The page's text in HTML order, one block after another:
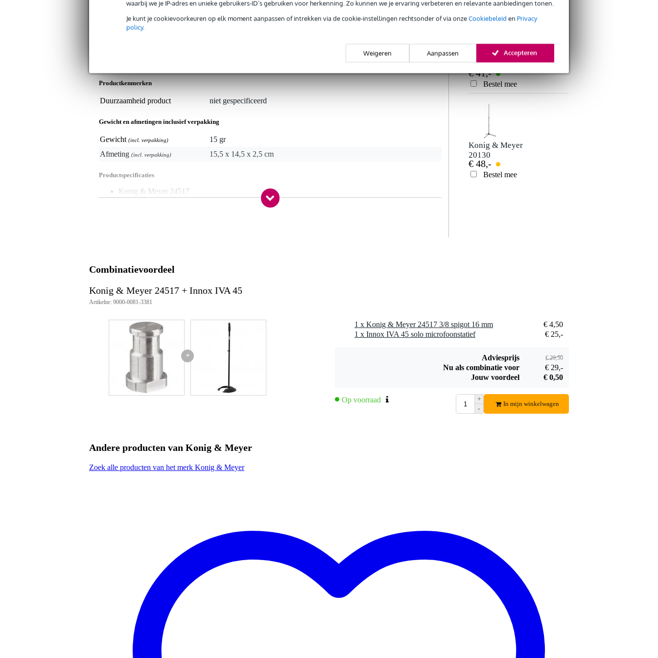
waarbij we je IP-adres en unieke gebruikers-ID’s gebruiken voor herkenning. Zo kunnen we je ervaring verbeteren en relevante aanbiedingen tonen.
Je kunt je cookievoorkeuren op elk moment aanpassen of intrekken via de cookie-instellingen rechtsonder of via onzeCookiebeleid en Privacy
policy.
Weigeren Aanpassen Accepteren
Wellicht heb je een tv of een licht-frame waar je een 16 mm pin in kunt steken, een manier om 't geheel
draaibaar te houden. Zo'n product kun je op een microfoonstatief plaatsen dat is voorzien van een 3/8
Productkenmerken
Duurzaamheid product niet gespecificeerd
Gewicht en afmetingen inclusief verpakking
Gewicht (incl. verpakking)
15 gr
Afmeting (incl. verpakking) 15,5 x 14,5 x 2,5 cm
Productspecificaties
Konig & Meyer 24517
spigot/pin
Verstuur
Konig & Meyer
26010
microfoonstandaard
zonder arm licht
zwart
€ 41,-
Bestel mee
Konig & Meyer
20130
microfoonstandaard
geruisloos breed
€ 48,-
Bestel mee
Combinatievoordeel
Konig & Meyer 24517 + Innox IVA 45
Artikelnr: 9000-0081-3381
+
1 x Konig & Meyer 24517 3/8 spigot 16 mm
€ 4,50
1 x Innox IVA 45 solo microfoonstatief
€ 25,-
Adviesprijs € 29,50
Nu als combinatie voor
€ 29,-
Jouw voordeel
€ 0,50
Op voorraad
+
-
In mijn winkelwagen
Andere producten van Konig & Meyer
Zoek alle producten van het merk Konig & Meyer